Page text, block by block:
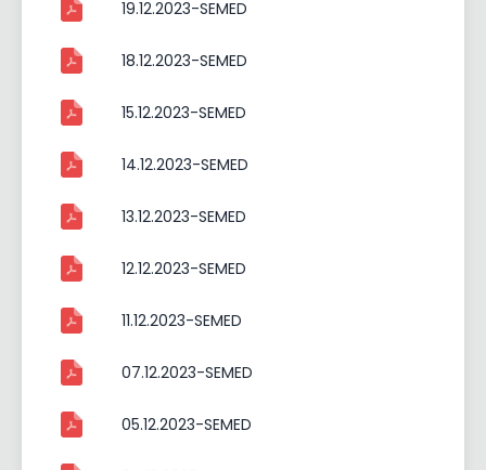
19.12.2023-SEMED
18.12.2023-SEMED
15.12.2023-SEMED
14.12.2023-SEMED
13.12.2023-SEMED
12.12.2023-SEMED
11.12.2023-SEMED
07.12.2023-SEMED
05.12.2023-SEMED